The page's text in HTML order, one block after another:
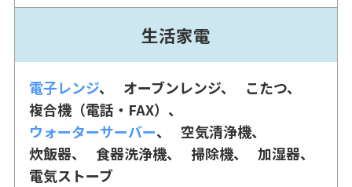
生活家電
電子レンジ オーブンレンジ
こたつ
複合機（電話・FAX）
ウォーターサーバー
空気清浄機
炊飯器
食器洗浄機 掃除機
加湿器
電気ストーブ